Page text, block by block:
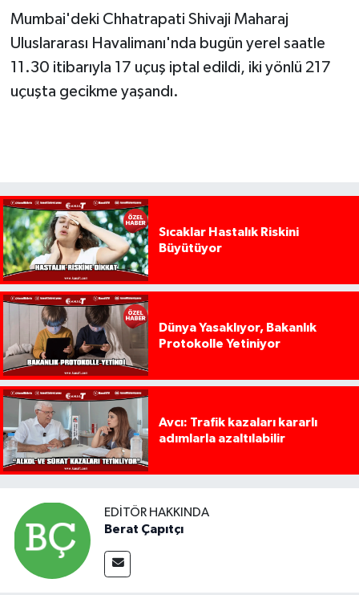
Mumbai'deki Chhatrapati Shivaji Maharaj
Uluslararası Havalimanı'nda bugün yerel saatle
11.30 itibarıyla 17 uçuş iptal edildi, iki yönlü 217
uçuşta gecikme yaşandı.
Sıcaklar Hastalık Riskini
Büyütüyor
Dünya Yasaklıyor, Bakanlık
Protokolle Yetiniyor
Avcı: Trafik kazaları kararlı
adımlarla azaltılabilir
EDITÖR HAKKINDA
Berat Çapıtçı